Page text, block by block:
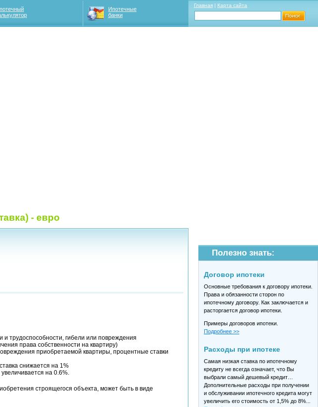
Ипотечные
банки
Главная | Карта сайта
- евро
и трудоспособности, гибели или повреждения
права собственности на квартиру)
приобретаемой квартиры, процентные ставки
снижается на 1%
на 0.6%.
строящегося объекта, может быть в виде
Полезно знать:
Договор ипотеки
Основные требования к договору ипотеки.
Права и обязанности сторон по
ипотечному договору. Как заключается и
расторгается договор ипотеки.
Примеры договоров ипотеки.
Подробнее >>
Расходы при ипотеке
Самая низкая ставка по ипотечному
кредиту не всегда означает, что Вы
выбрали самый дешевый кредит…
Дополнительные расходы при получении
и обслуживании ипотечного кредита могут
увеличить его стоимость от 1,5% до 8%...